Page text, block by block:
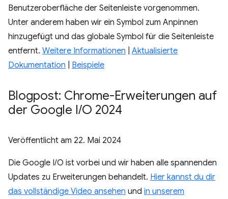
Benutzeroberfläche der Seitenleiste vorgenommen.
Unter anderem haben wir ein Symbol zum Anpinnen
hinzugefügt und das globale Symbol für die Seitenleiste
entfernt. Weitere Informationen
Aktualisierte
Dokumentation
Beispiele
Blogpost: Chrome-Erweiterungen auf
der Google I/O 2024
Veröffentlicht am 22. Mai 2024
Die Google I/O ist vorbei und wir haben alle spannenden
Updates zu Erweiterungen behandelt. Hier kannst du dir
das vollständige Video ansehen und in unserem